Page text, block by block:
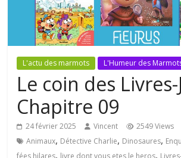
L'actu des marmots L'Humeur des
Le coin des Livres-
Chapitre 09
24 février 2025 Vincent 2549 Views
Animaux, Détective Charlie, Dinosaures,
, ,